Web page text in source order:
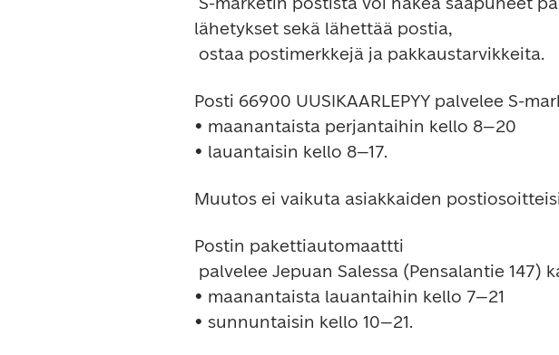
lähetykset sekä lähettää postia,
Posti 66900 UUSIKAARLEPYY palvelee S-
• maanantaista perjantaihin kello 8–20
Postin pakettiautomaattti
• maanantaista lauantaihin kello 7–21